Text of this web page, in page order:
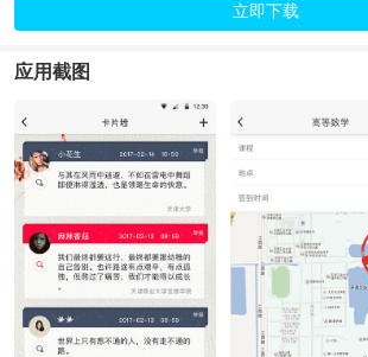
立即下载
应用截图